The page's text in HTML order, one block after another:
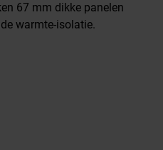
67 mm dikke panelen
warmte-isolatie.